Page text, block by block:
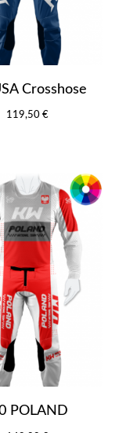
Crosshose
119,50 €
POLAND